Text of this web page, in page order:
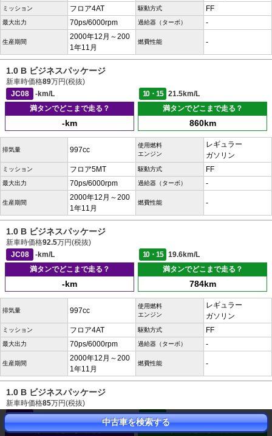
ミッション フロア4AT 駆動方式 FF
最大出力 70ps/6000rpm 過給器（ターボ） -
生産期間
2000年12月～200
1年11月
燃費性能 -
1.0 B ビジネスパッケージ
新車時価格89万円(税抜)
JC08
-km/L 10・15
21.5km/L
満タンでどこまで走る？
-km
満タンでどこまで走る？
860km
排気量 997cc
使用燃料
エンジン
レギュラー
ガソリン
ミッション フロア5MT 駆動方式 FF
最大出力 70ps/6000rpm 過給器（ターボ） -
生産期間
2000年12月～200
1年11月
燃費性能 -
1.0 B ビジネスパッケージ
新車時価格92.5万円(税抜)
JC08
-km/L 10・15
19.6km/L
満タンでどこまで走る？
-km
満タンでどこまで走る？
784km
排気量 997cc
使用燃料
エンジン
レギュラー
ガソリン
ミッション フロア4AT 駆動方式 FF
最大出力 70ps/6000rpm 過給器（ターボ） -
生産期間
2000年12月～200
1年11月
燃費性能 -
1.0 B ビジネスパッケージ
新車時価格85万円(税抜)
JC08
-km/L 10・15
21.5km/L
満タンでどこまで走る？
満タンでどこまで走る？
中古車を検索する